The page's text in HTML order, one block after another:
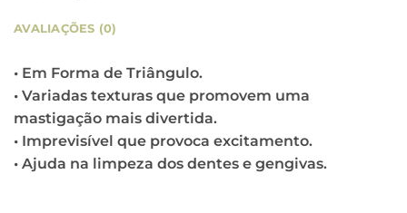
AVALIAÇÕES (0)
• Em Forma de Triângulo.
• Variadas texturas que promovem uma
mastigação mais divertida.
• Imprevisível que provoca excitamento.
• Ajuda na limpeza dos dentes e gengivas.